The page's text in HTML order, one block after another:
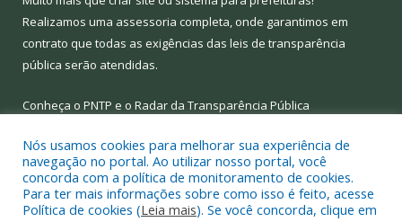
Realizamos uma assessoria completa, onde garantimos em
contrato que todas as exigências das leis de transparência
pública serão atendidas.
Conheça o PNTP e o Radar da Transparência Pública
Todos os direitos reservados a Prefeitura Municipal de Limoeiro
do Ajuru.
Nós usamos cookies para melhorar sua experiência de
navegação no portal. Ao utilizar nosso portal, você
concorda com a política de monitoramento de cookies.
Para ter mais informações sobre como isso é feito, acesse
Política de cookies (Leia mais). Se você concorda, clique em